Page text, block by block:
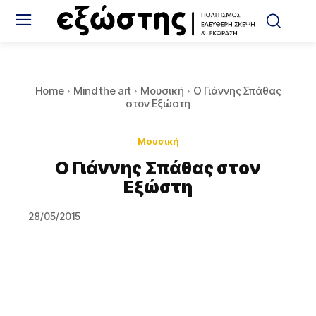
Home Mind the art Μουσική
Ο Γιάννης Σπάθας
στον Εξώστη
Μουσική
Ο Γιάννης Σπάθας στον
Εξώστη
28/05/2015